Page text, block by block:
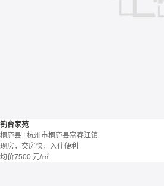
钓台家苑
桐庐县 | 杭州市桐庐县富春江镇
现房，交房快，入住便利
均价7500 元/㎡